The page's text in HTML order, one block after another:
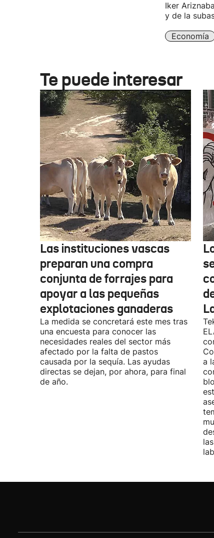
Iker
y de la
Economía
Te puede interesar
Las instituciones vascas
preparan una compra
conjunta de forrajes para
apoyar a las pequeñas
explotaciones ganaderas
La medida se concretará este mes tras
una encuesta para conocer las
necesidades reales del sector más
afectado por la falta de pastos
causada por la sequía. Las ayudas
directas se dejan, por ahora, para final
de año.
a